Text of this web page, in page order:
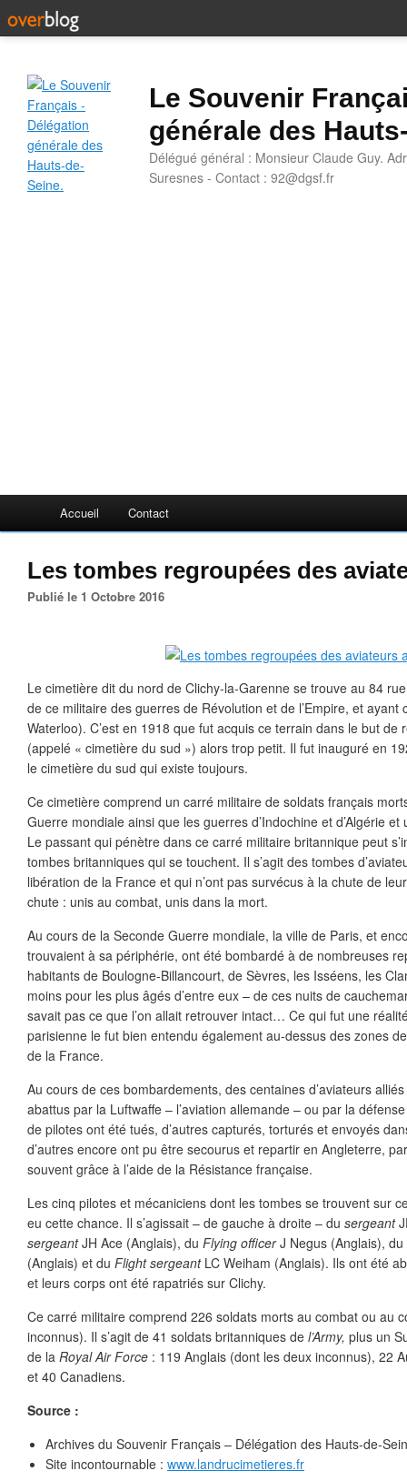
Le Souvenir
générale des
Délégué général : Monsieur Claude Guy.
Suresnes - Contact : 92@dgsf.fr
Accueil Contact
Les tombes regroupées des
Publié le 1 Octobre 2016
Le cimetière dit du nord de Clichy-la-Garenne se trouve au 84
de ce militaire des guerres de Révolution et de l’Empire, et ayant
Waterloo). C’est en 1918 que fut acquis ce terrain dans le but de
(appelé « cimetière du sud ») alors trop petit. Il fut inauguré en
le cimetière du sud qui existe toujours.
Ce cimetière comprend un carré militaire de soldats français
Guerre mondiale ainsi que les guerres d’Indochine et d’Algérie
Le passant qui pénètre dans ce carré militaire britannique peut
tombes britanniques qui se touchent. Il s’agit des tombes
libération de la France et qui n’ont pas survécus à la chute de
chute : unis au combat, unis dans la mort.
Au cours de la Seconde Guerre mondiale, la ville de Paris, et
trouvaient à sa périphérie, ont été bombardé à de nombreuses
habitants de Boulogne-Billancourt, de Sèvres, les Isséens, les
moins pour les plus âgés d’entre eux – de ces nuits de
savait pas ce que l’on allait retrouver intact… Ce qui fut une
parisienne le fut bien entendu également au-dessus des zones
de la France.
Au cours de ces bombardements, des centaines d’aviateurs
abattus par la Luftwaffe – l’aviation allemande – ou par la
de pilotes ont été tués, d’autres capturés, torturés et envoyés
d’autres encore ont pu être secourus et repartir en Angleterre,
souvent grâce à l’aide de la Résistance française.
Les cinq pilotes et mécaniciens dont les tombes se trouvent sur
eu cette chance. Il s’agissait – de gauche à droite – du sergeant
sergeantJH Ace (Anglais), du Flying officerJ Negus (Anglais), du
(Anglais) et du Flight sergeantLC Weiham (Anglais). Ils ont été
et leurs corps ont été rapatriés sur Clichy.
Ce carré militaire comprend 226 soldats morts au combat ou au
inconnus). Il s’agit de 41 soldats britanniques de l’Army, plus un
de la Royal Air Force : 119 Anglais (dont les deux inconnus), 22
et 40 Canadiens.
Source :
Archives du Souvenir Français – Délégation des Hauts-de-
Site incontournable : www.landrucimetieres.fr